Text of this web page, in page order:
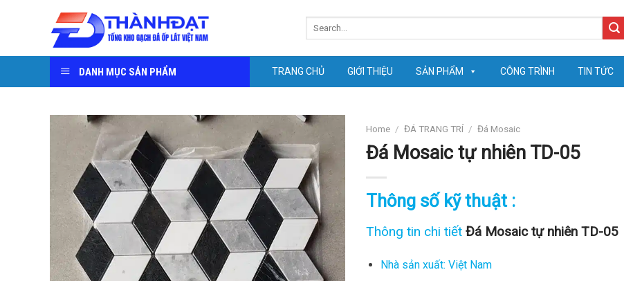
DANH MỤC SẢN PHẨM TRANG CHỦ GIỚI THIỆU SẢN PHẨM CÔNG TRÌNH TIN TỨC
Home / ĐÁ TRANG TRÍ / Đá Mosaic
Đá Mosaic tự nhiên TD-05
Thông số kỹ thuật :
Thông tin chi tiết Đá Mosaic tự nhiên TD-05
Nhà sản xuất: Việt Nam